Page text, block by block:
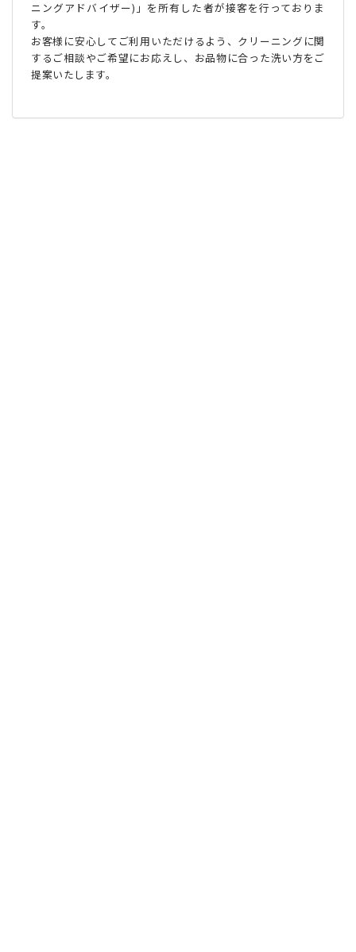
ニングアドバイザー)」を所有した者が接客を行っておりま
す。
お客様に安心してご利用いただけるよう、クリーニングに関
するご相談やご希望にお応えし、お品物に合った洗い方をご
提案いたします。